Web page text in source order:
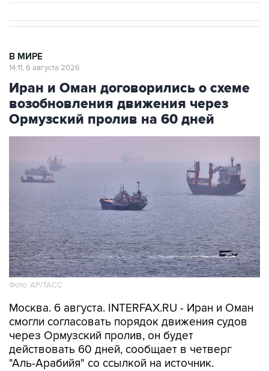
В МИРЕ
14:11, 6 августа 2026
Иран и Оман договорились о схеме
возобновления движения через
Ормузский пролив на 60 дней
Фото: AP/ТАСС
Москва. 6 августа. INTERFAX.RU - Иран и Оман
смогли согласовать порядок движения судов
через Ормузский пролив, он будет
действовать 60 дней, сообщает в четверг
"Аль-Арабийя" со ссылкой на источник.